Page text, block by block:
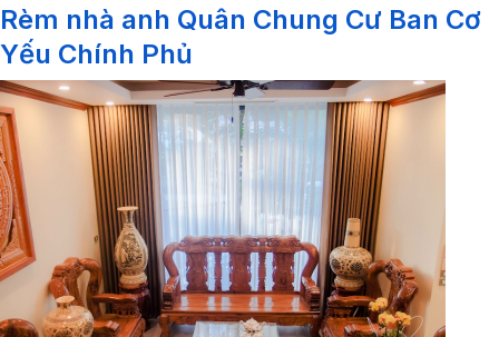
Rèm nhà anh Quân Chung Cư Ban Cơ
Yếu Chính Phủ